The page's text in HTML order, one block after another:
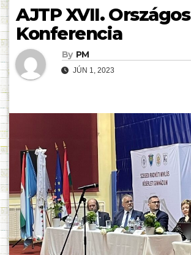
AJTP XVII. Országos
Konferencia
By PM
JÚN 1, 2023